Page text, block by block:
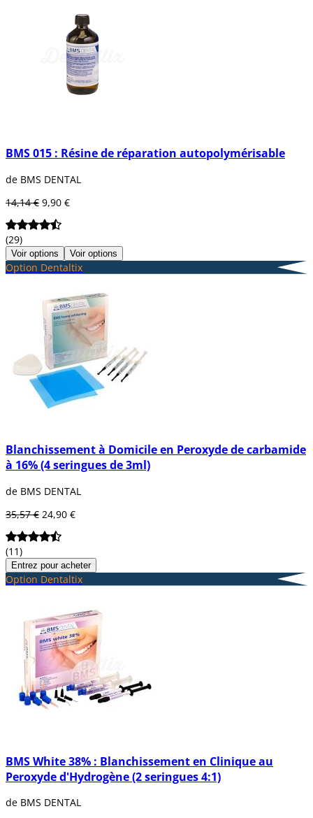
BMS 015 : Résine de réparation autopolymérisable
de BMS DENTAL
14,14 € 9,90 €
(29)
Voir options Voir options
Option Dentaltix
Blanchissement à Domicile en Peroxyde de carbamide
à 16% (4 seringues de 3ml)
de BMS DENTAL
35,57 € 24,90 €
(11)
Entrez pour acheter
Option Dentaltix
BMS White 38% : Blanchissement en Clinique au
Peroxyde d'Hydrogène (2 seringues 4:1)
de BMS DENTAL